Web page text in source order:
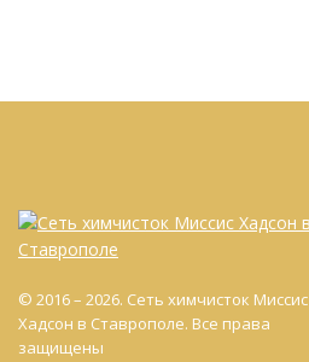
© 2016 – 2026. Сеть химчисток Миссис
Хадсон в Ставрополе. Все права
защищены